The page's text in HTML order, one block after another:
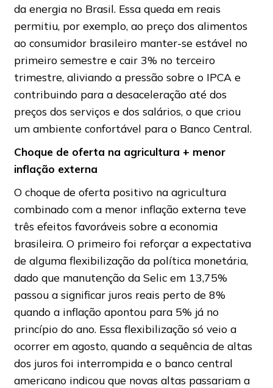
da energia no Brasil. Essa queda em reais
permitiu, por exemplo, ao preço dos alimentos
ao consumidor brasileiro manter-se estável no
primeiro semestre e cair 3% no terceiro
trimestre, aliviando a pressão sobre o IPCA e
contribuindo para a desaceleração até dos
preços dos serviços e dos salários, o que criou
um ambiente confortável para o Banco Central.
Choque de oferta na agricultura + menor
inflação externa
O choque de oferta positivo na agricultura
combinado com a menor inflação externa teve
três efeitos favoráveis sobre a economia
brasileira. O primeiro foi reforçar a expectativa
de alguma flexibilização da política monetária,
dado que manutenção da Selic em 13,75%
passou a significar juros reais perto de 8%
quando a inflação apontou para 5% já no
princípio do ano. Essa flexibilização só veio a
ocorrer em agosto, quando a sequência de altas
dos juros foi interrompida e o banco central
americano indicou que novas altas passariam a